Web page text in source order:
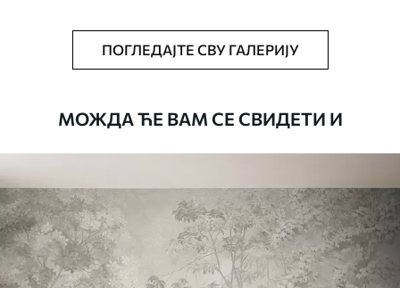
Тапета се може нежно очистити меким
сунђером. Позадине са завршном
водом.
Доступни материјали
Стандард
4472.422683.45 RSD/m²
ПОГЛЕДАЈТЕ СВУ ГАЛЕРИЈУ
МОЖДА ЋЕ ВАМ СЕ СВИДЕТИ И